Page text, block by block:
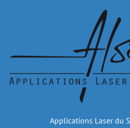
Applications Laser du